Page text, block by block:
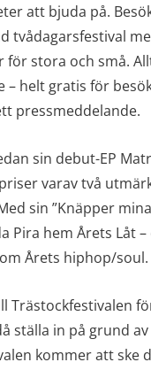
att bjuda på.
tvådagarsfestival
stora och små.
– helt gratis för
pressmeddelande.
sin debut-EP
varav två
sin ”Knäpper
Pira hem Årets Låt
Årets hiphop/soul.
Trästockfestivalen
ställa in på grund
kommer att ske